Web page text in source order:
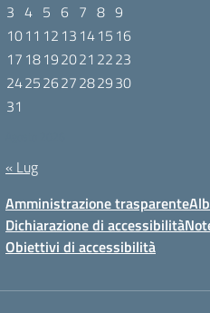
3 4 5 6 7 8 9
1011 12 13 1415 16
17 18192021 2223
24252627282930
31
« Lug
Amministrazione trasparente
Dichiarazione di accessibilità
Obiettivi di accessibilità